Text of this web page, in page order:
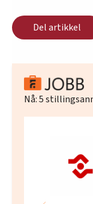
Del artikkel
Nå:5